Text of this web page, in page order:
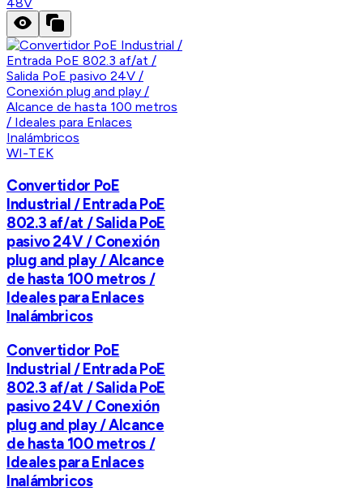
48V
WI-TEK
Convertidor PoE
Industrial / Entrada PoE
802.3 af/at / Salida PoE
pasivo 24V / Conexión
plug and play / Alcance
de hasta 100 metros /
Ideales para Enlaces
Inalámbricos
Convertidor PoE
Industrial / Entrada PoE
802.3 af/at / Salida PoE
pasivo 24V / Conexión
plug and play / Alcance
de hasta 100 metros /
Ideales para Enlaces
Inalámbricos